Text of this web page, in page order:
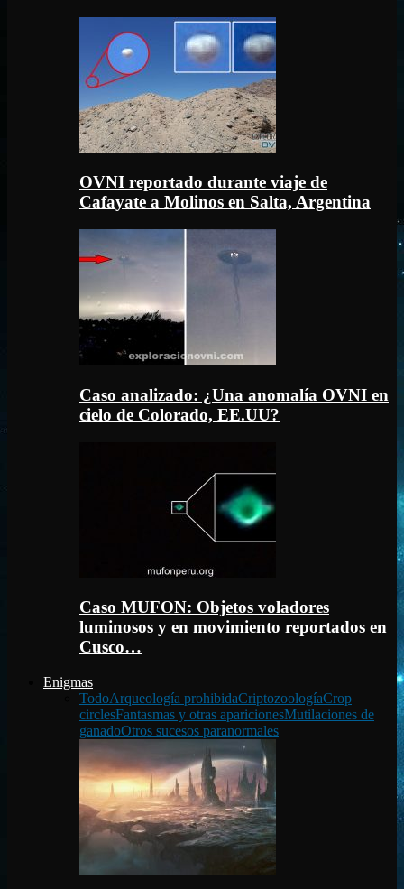
OVNI reportado durante viaje de
Cafayate a Molinos en Salta, Argentina
Caso analizado: ¿Una anomalía OVNI en
cielo de Colorado, EE.UU?
Caso MUFON: Objetos voladores
luminosos y en movimiento reportados en
Cusco…
Enigmas
TodoArqueología prohibidaCriptozoologíaCrop
circlesFantasmas y otras aparicionesMutilaciones de
ganadoOtros sucesos paranormales